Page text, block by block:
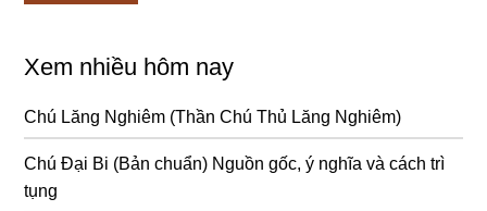
Xem nhiều hôm nay
Chú Lăng Nghiêm (Thần Chú Thủ Lăng Nghiêm)
Chú Đại Bi (Bản chuẩn) Nguồn gốc, ý nghĩa và cách trì
tụng